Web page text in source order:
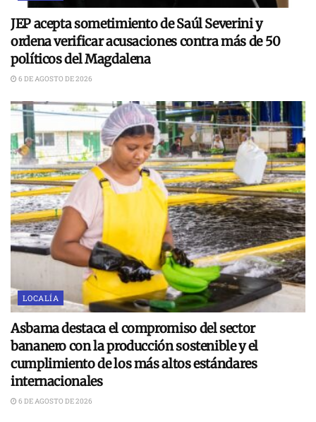
JEP acepta sometimiento de Saúl Severini y
ordena verificar acusaciones contra más de 50
políticos del Magdalena
6 DE AGOSTO DE 2026
LOCALÍA
Asbama destaca el compromiso del sector
bananero con la producción sostenible y el
cumplimiento de los más altos estándares
internacionales
6 DE AGOSTO DE 2026